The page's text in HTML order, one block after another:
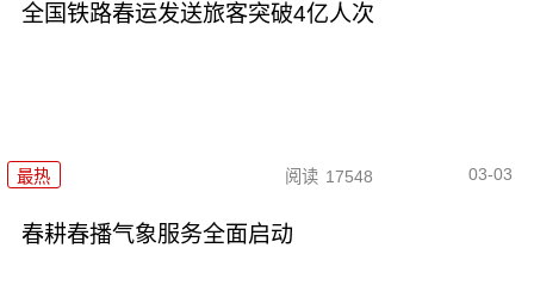
全国铁路春运发送旅客突破4亿人次
最热 阅读 17548 03-03
春耕春播气象服务全面启动